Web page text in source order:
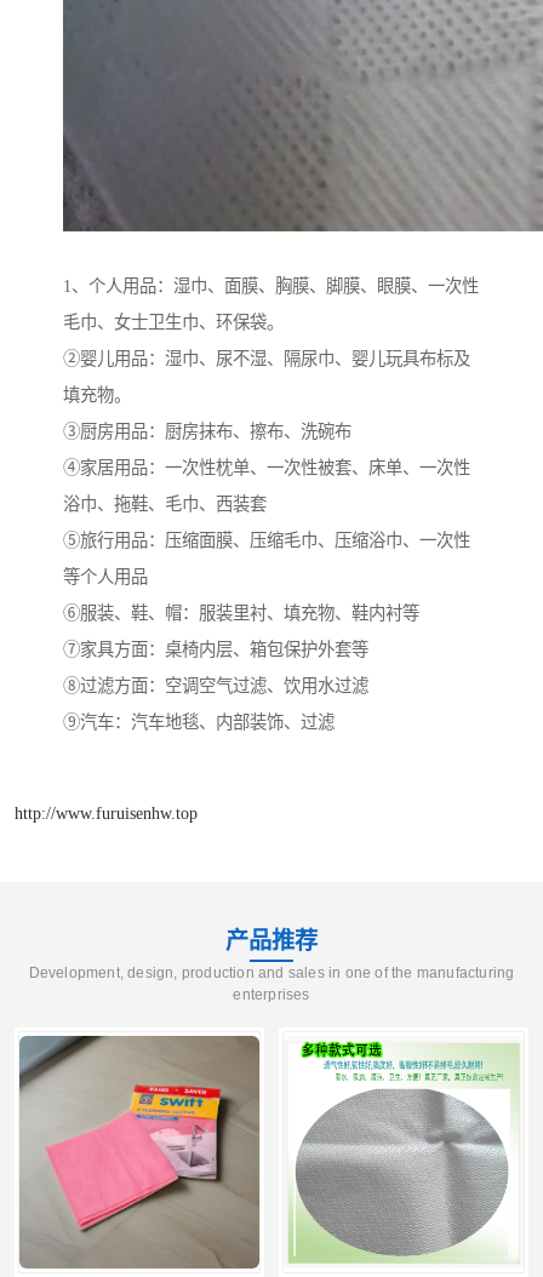
1、个人用品：湿巾、面膜、胸膜、脚膜、眼膜、一次性
毛巾、女士卫生巾、环保袋。
②婴儿用品：湿巾、尿不湿、隔尿巾、婴儿玩具布标及
填充物。
③厨房用品：厨房抹布、擦布、洗碗布
④家居用品：一次性枕单、一次性被套、床单、一次性
浴巾、拖鞋、毛巾、西装套
⑤旅行用品：压缩面膜、压缩毛巾、压缩浴巾、一次性
等个人用品
⑥服装、鞋、帽：服装里衬、填充物、鞋内衬等
⑦家具方面：桌椅内层、箱包保护外套等
⑧过滤方面：空调空气过滤、饮用水过滤
⑨汽车：汽车地毯、内部装饰、过滤
http://www.furuisenhw.top
产品推荐
Development, design, production and sales in one of the manufacturing
enterprises